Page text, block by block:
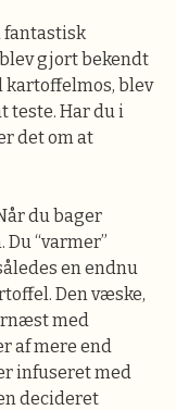
fantastisk
gjort bekendt
kartoffelmos, blev
teste. Har du i
det om at
du bager
“varmer”
en endnu
Den væske,
med
af mere end
infuseret med
decideret